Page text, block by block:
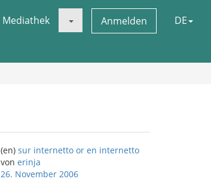
Mediathek Anmelden DE
(en) sur internetto or en internetto
von erinja
26. November 2006